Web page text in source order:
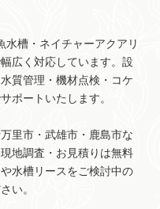
水槽・ネイチャーアクアリ
広く対応しています。設
質管理・機材点検・コケ
ポートいたします。
里市・武雄市・鹿島市な
地調査・お見積りは無料
水槽リースをご検討中の
い。